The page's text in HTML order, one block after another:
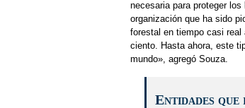
necesaria para proteger
organización que ha sido
forestal en tiempo casi real
ciento. Hasta ahora, este
mundo», agregó Souza.
Entidades